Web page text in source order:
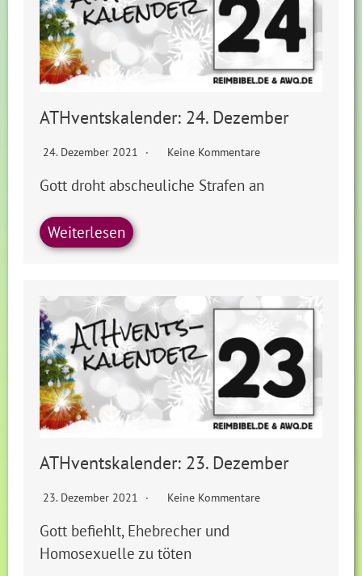
ATHventskalender: 24. Dezember
24. Dezember 2021 Keine Kommentare
Gott droht abscheuliche Strafen an
Weiterlesen
ATHventskalender: 23. Dezember
23. Dezember 2021 Keine Kommentare
Gott befiehlt, Ehebrecher und
Homosexuelle zu töten